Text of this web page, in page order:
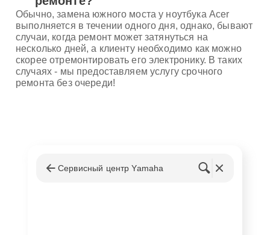
Обычно, замена южного моста у ноутбука Acer
выполняется в течении одного дня, однако, бывают
случаи, когда ремонт может затянуться на
несколько дней, а клиенту необходимо как можно
скорее отремонтировать его электронику. В таких
случаях - мы предоставляем услугу срочного
ремонта без очереди!
Сервисный центр Yamaha